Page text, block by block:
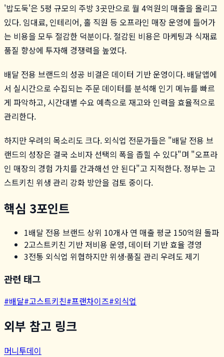
'밥도둑'은 5평 규모의 주방 3곳만으로 월 4억원의 매출을 올리고
있다. 임대료, 인테리어, 홀 직원 등 오프라인 매장 운영에 들어가
는 비용을 모두 절감한 덕분이다. 절감된 비용은 마케팅과 식재료
품질 향상에 투자해 경쟁력을 높였다.
배달 전용 브랜드의 성공 비결은 데이터 기반 운영이다. 배달앱에
서 실시간으로 수집되는 주문 데이터를 분석해 인기 메뉴를 빠르
게 파악하고, 시간대별 수요 예측으로 재고와 인력을 효율적으로
관리한다.
하지만 우려의 목소리도 크다. 외식업 전문가들은 "배달 전용 브
랜드의 성장은 결국 소비자 선택의 폭을 좁힐 수 있다"며 "오프라
인 매장의 경험 가치를 간과해선 안 된다"고 지적한다. 정부는 고
스트키친 위생 관리 강화 방안을 검토 중이다.
핵심 3포인트
1배달 전용 브랜드 상위 10개사 연 매출 평균 150억원 돌파
2고스트키친 기반 저비용 운영, 데이터 기반 효율 경영
3전통 외식업 위협하지만 위생·품질 관리 우려도 제기
관련 태그
#배달#고스트키친#프랜차이즈#외식업
외부 참고 링크
머니투데이